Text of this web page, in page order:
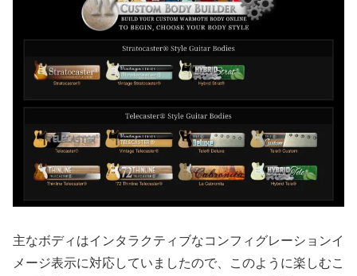
主なボディはインタラクティブなコンフィグレーションイ
メージ表示に対応していましたので、このように楽しむこ